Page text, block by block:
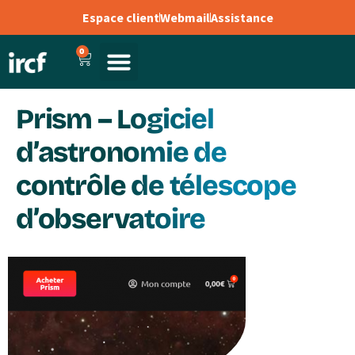
Espace clientWebmailAssistance
0
Prism – Logiciel
d’astronomie de
contrôle de télescope
d’observatoire